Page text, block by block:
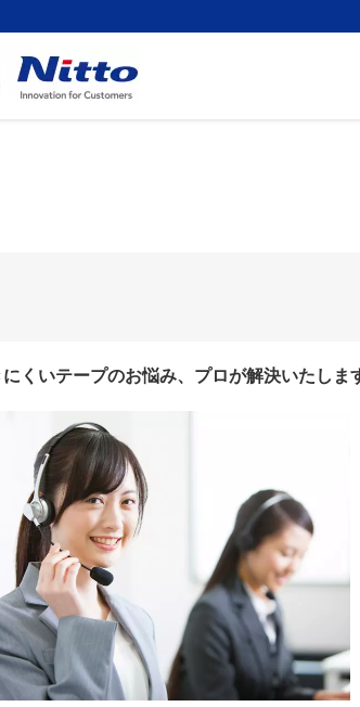
くいテープのお悩み、プロが解決いたしま